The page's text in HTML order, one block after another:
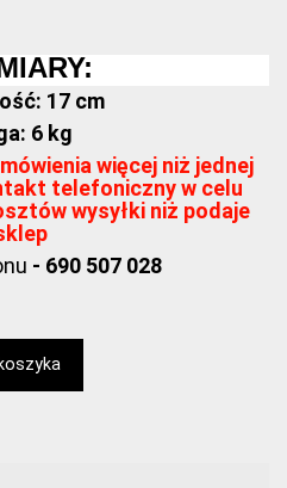
17 cm
6 kg
więcej niż jednej
telefoniczny w celu
wysyłki niż podaje
- 690 507 028